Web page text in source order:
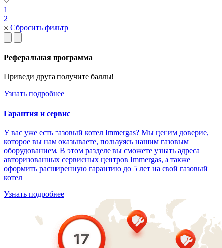
1
2
Сбросить фильтр
Реферальная программа
Приведи друга получите баллы!
Узнать подробнее
Гарантия и сервис
У вас уже есть газовый котел Immergas? Мы ценим доверие,
которое вы нам оказываете, пользуясь нашим газовым
оборудованием. В этом разделе вы сможете узнать адреса
авторизованных сервисных центров Immergas, а также
оформить расширенную гарантию до 5 лет на свой газовый
котел
Узнать подробнее